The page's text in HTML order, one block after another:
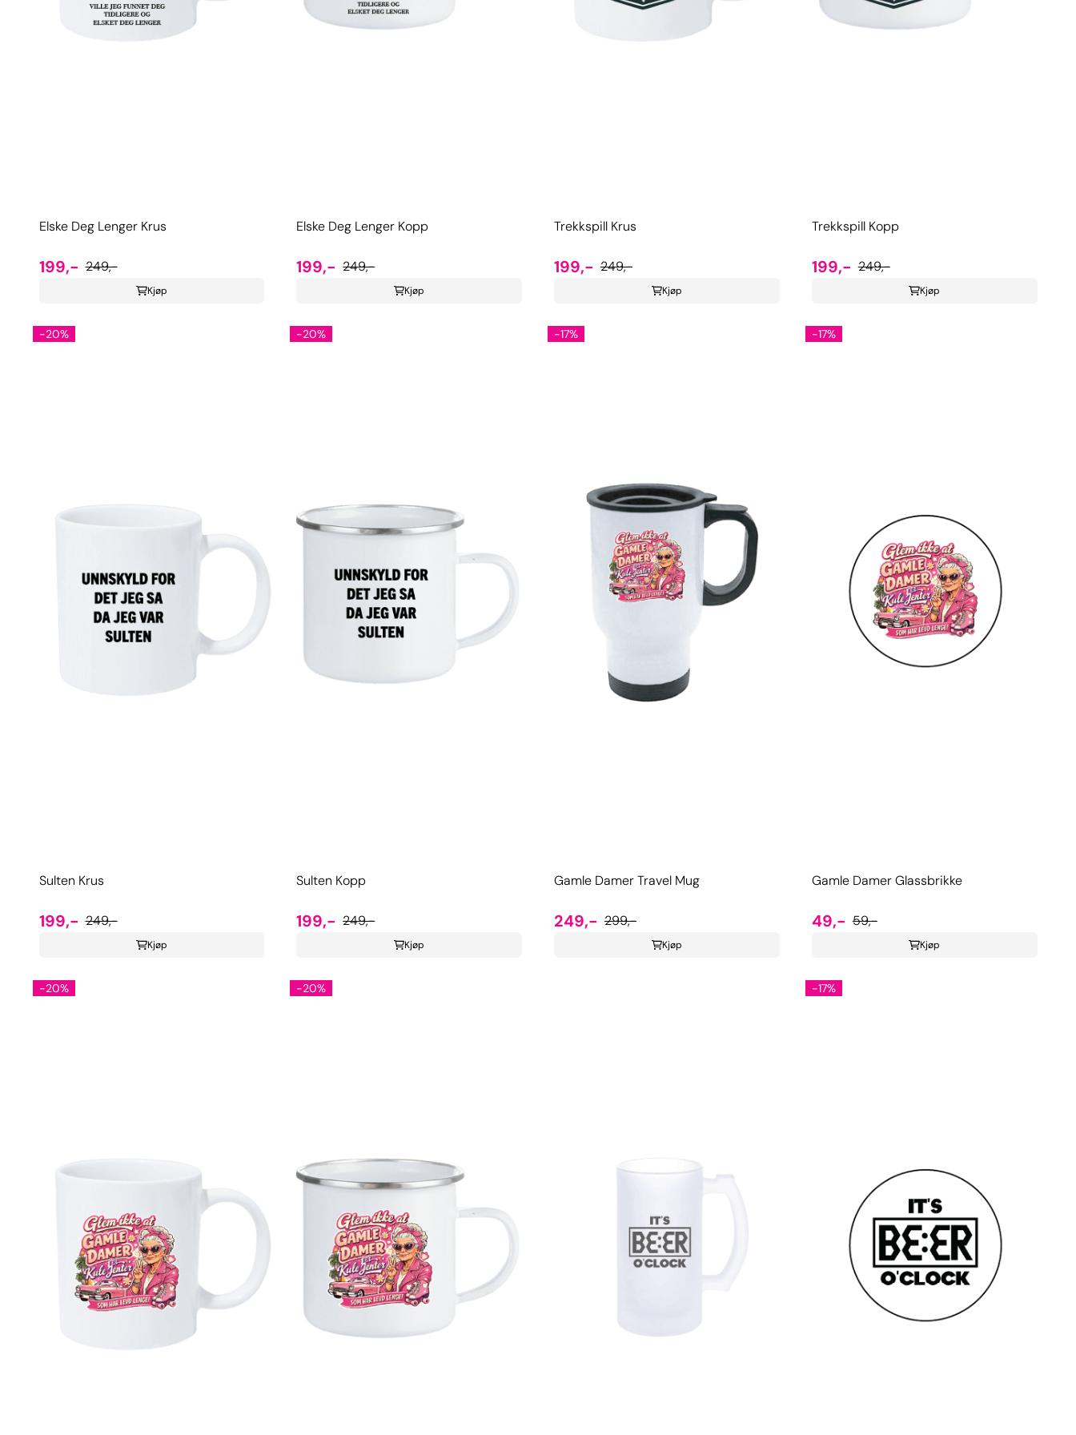
Elske Deg Lenger Krus
199,- 249,-
Kjøp
Elske Deg Lenger Kopp
199,- 249,-
Kjøp
Trekkspill Krus
199,- 249,-
Kjøp
Trekkspill Kopp
199,- 249,-
Kjøp
-20%
Sulten Krus
199,- 249,-
Kjøp
-20%
Sulten Kopp
199,- 249,-
Kjøp
-17%
Gamle Damer Travel Mug
249,- 299,-
Kjøp
-17%
Gamle Damer Glassbrikke
49,- 59,-
Kjøp
-20% -20% -17%